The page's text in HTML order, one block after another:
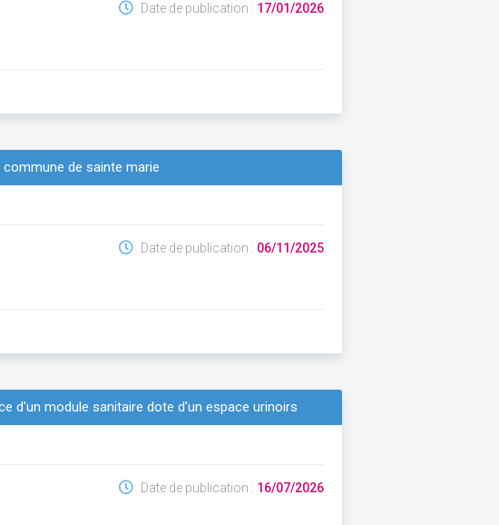
Date de publication : 17/01/2026
de sainte marie
Date de publication : 06/11/2025
d'un module sanitaire dote d'un espace urinoirs
Date de publication : 16/07/2026